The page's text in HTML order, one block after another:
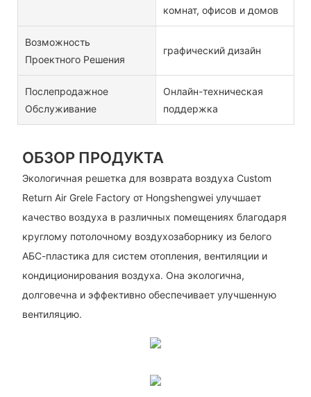
комнат, офисов и домов
Возможность
Проектного Решения
графический дизайн
Послепродажное
Обслуживание
Онлайн-техническая
поддержка
ОБЗОР ПРОДУКТА
Экологичная решетка для возврата воздуха Custom
Return Air Grele Factory от Hongshengwei улучшает
качество воздуха в различных помещениях благодаря
круглому потолочному воздухозаборнику из белого
АБС-пластика для систем отопления, вентиляции и
кондиционирования воздуха. Она экологична,
долговечна и эффективно обеспечивает улучшенную
вентиляцию.